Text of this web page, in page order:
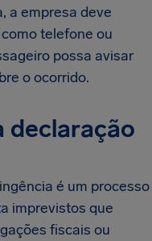
a empresa deve
telefone ou
possa avisar
o ocorrido.
declaração
é um processo
imprevistos que
fiscais ou